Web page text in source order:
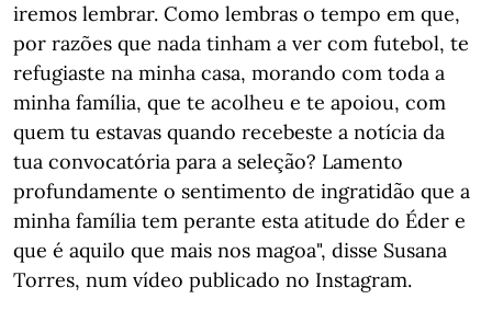
iremos lembrar. Como lembras o tempo em que,
por razões que nada tinham a ver com futebol, te
refugiaste na minha casa, morando com toda a
minha família, que te acolheu e te apoiou, com
quem tu estavas quando recebeste a notícia da
tua convocatória para a seleção? Lamento
profundamente o sentimento de ingratidão que a
minha família tem perante esta atitude do Éder e
que é aquilo que mais nos magoa", disse Susana
Torres, num vídeo publicado no Instagram.